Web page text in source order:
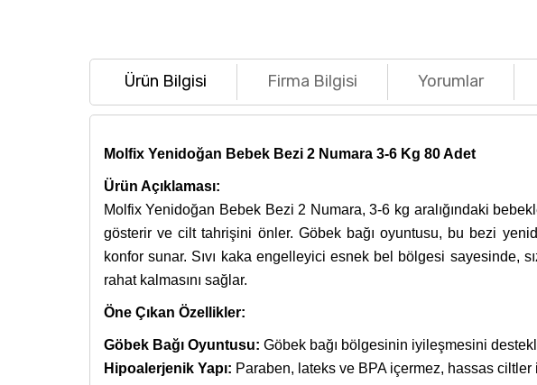
Ürün Bilgisi Firma Bilgisi Yorumlar
Molfix Yenidoğan Bebek Bezi 2 Numara 3-6 Kg 80 Adet
Ürün Açıklaması:
Molfix Yenidoğan Bebek Bezi 2 Numara, 3-6 kg aralığındaki
gösterir ve cilt tahrişini önler. Göbek bağı oyuntusu, bu bezi
konfor sunar. Sıvı kaka engelleyici esnek bel bölgesi sayesinde,
rahat kalmasını sağlar.
Öne Çıkan Özellikler:
Göbek Bağı Oyuntusu: Göbek bağı bölgesinin iyileşmesini
Hipoalerjenik Yapı: Paraben, lateks ve BPA içermez, hassas ciltler